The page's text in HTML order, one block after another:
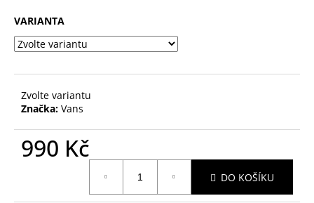
VARIANTA
Zvolte variantu
Značka: Vans
990 Kč
DO KOŠÍKU